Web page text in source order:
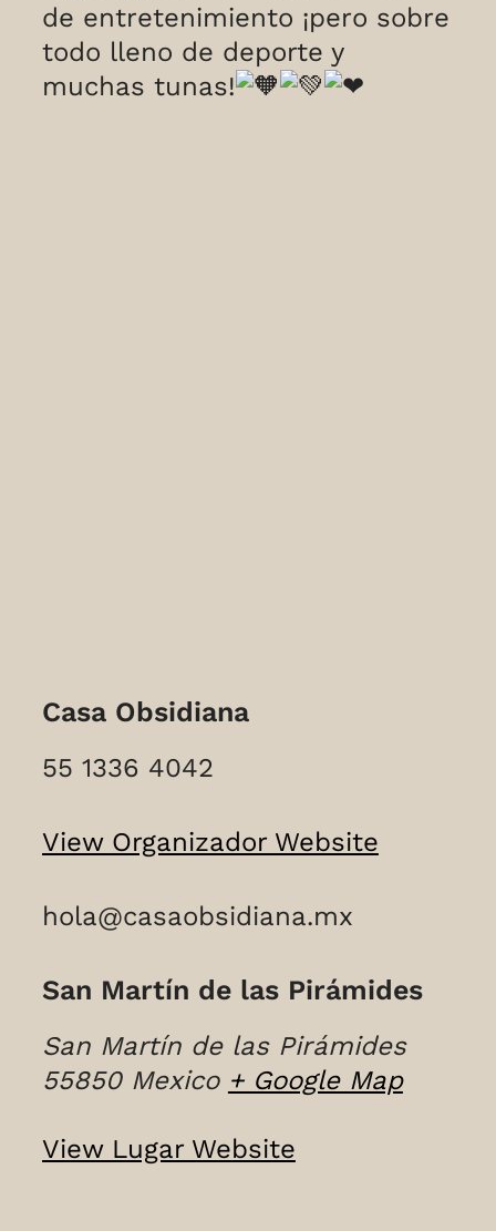
de entretenimiento ¡pero sobre
todo lleno de deporte y
muchas tunas!
Casa Obsidiana
55 1336 4042
View Organizador Website
hola@casaobsidiana.mx
San Martín de las Pirámides
San Martín de las Pirámides
55850 Mexico + Google Map
View Lugar Website